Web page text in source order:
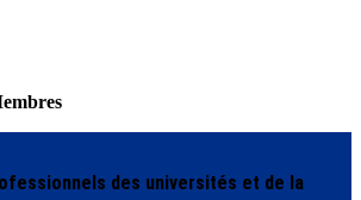
des universités et de la